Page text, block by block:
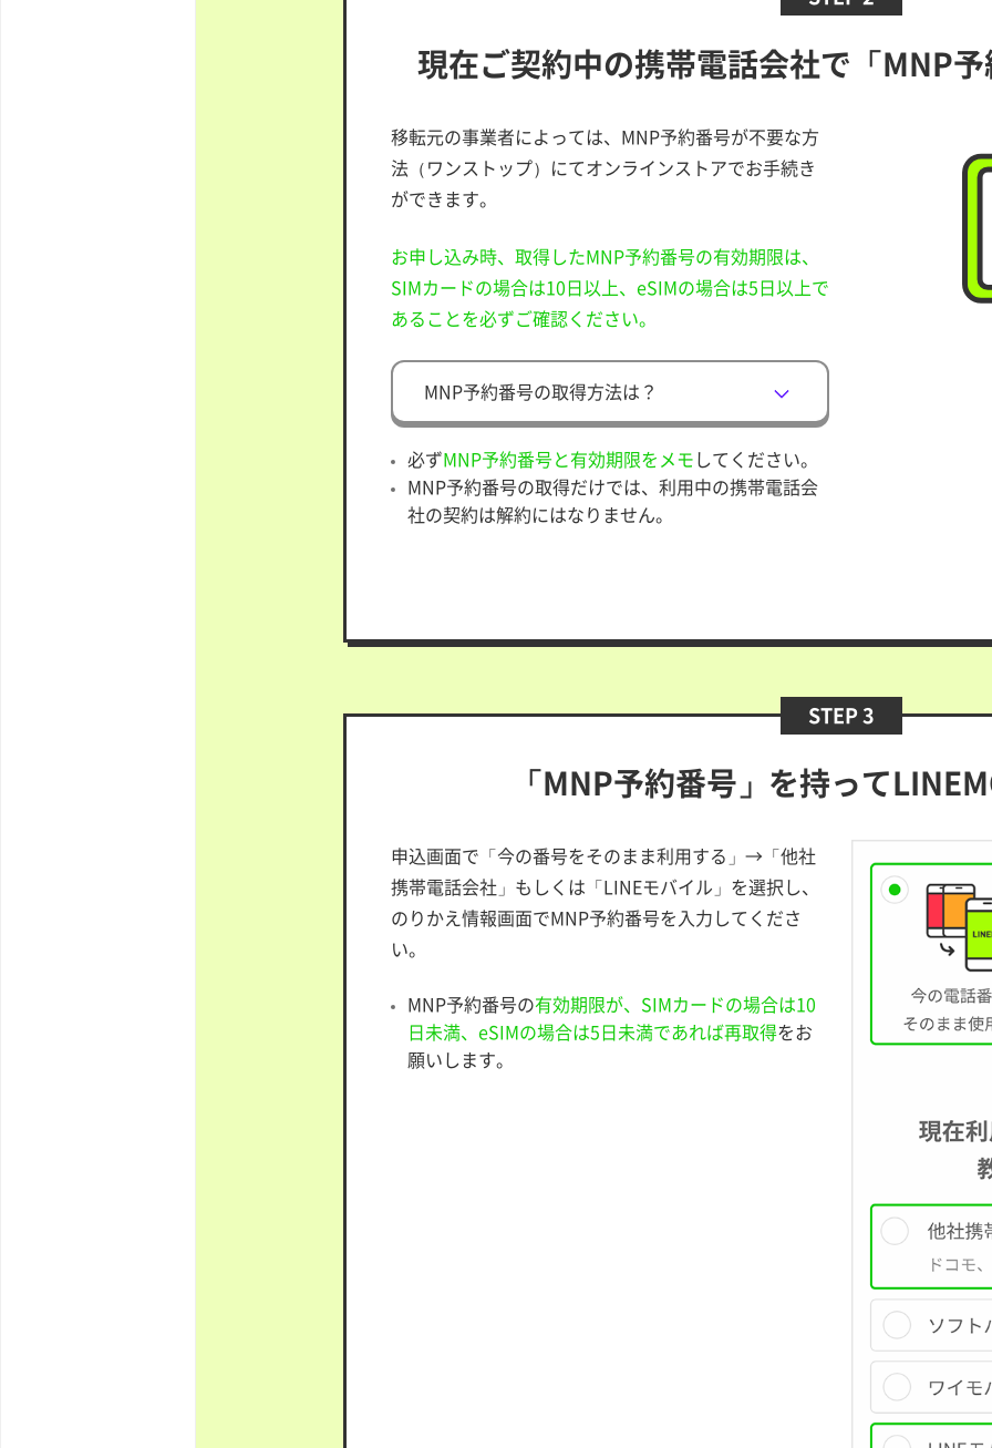
現在ご契約中の携帯電話会社で「MNP
移転元の事業者によっては、MNP予約番号が不要な方
法（ワンストップ）にてオンラインストアでお手続き
ができます。
お申し込み時、取得したMNP予約番号の有効期限は、
SIMカードの場合は10日以上、eSIMの場合は5日以上で
あることを必ずご確認ください。
MNP予約番号の取得方法は？
必ずMNP予約番号と有効期限をメモしてください。
MNP予約番号の取得だけでは、利用中の携帯電話会
社の契約は解約にはなりません。
STEP 3
「MNP予約番号」を持って
申込画面で「今の番号をそのまま利用する」→「他社
携帯電話会社」もしくは「LINEモバイル」を選択し、
のりかえ情報画面でMNP予約番号を入力してくださ
い。
MNP予約番号の有効期限が、SIMカードの場合は10
日未満、eSIMの場合は5日未満であれば再取得をお
願いします。